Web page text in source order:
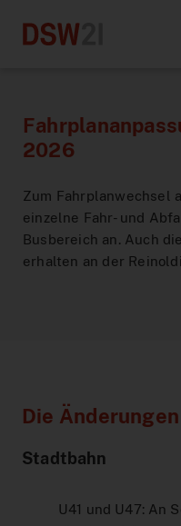
Abfahrten
Baustellen
Anreise Signal
Alles zum D-
Tickets & Tarife
Preistabelle
Preisstufen
Schule &
Partnerangebote
DSW21-App
DOtick-App
Hilfe & Kontakt
Übersicht
Ticketshop
Different
2026
Zum Fahrplanwechsel
einzelne Fahr- und
Busbereich an. Auch
erhalten an der
Die
Stadtbahn
U41 und U47: An